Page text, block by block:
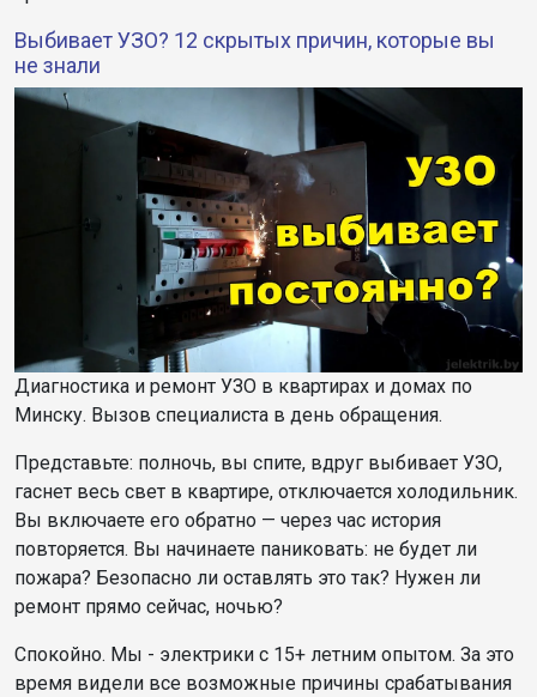
Выбивает УЗО? 12 скрытых причин, которые вы
не знали
Диагностика и ремонт УЗО в квартирах и домах по
Минску. Вызов специалиста в день обращения.
Представьте: полночь, вы спите, вдруг выбивает УЗО,
гаснет весь свет в квартире, отключается холодильник.
Вы включаете его обратно — через час история
повторяется. Вы начинаете паниковать: не будет ли
пожара? Безопасно ли оставлять это так? Нужен ли
ремонт прямо сейчас, ночью?
Спокойно. Мы - электрики с 15+ летним опытом. За это
время видели все возможные причины срабатывания